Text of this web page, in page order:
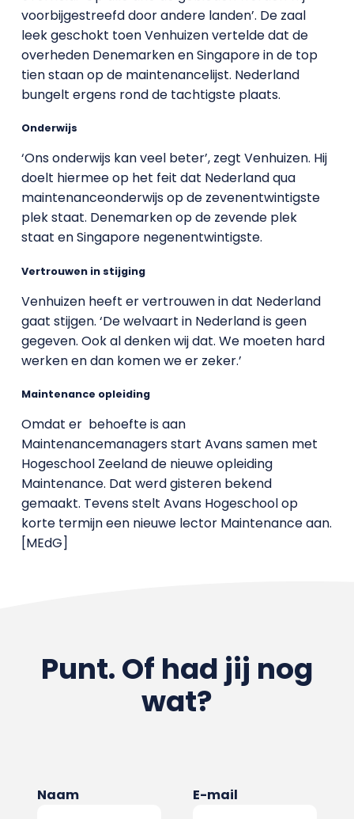
voorbijgestreefd door andere landen’. De zaal
leek geschokt toen Venhuizen vertelde dat de
overheden Denemarken en Singapore in de top
tien staan op de maintenancelijst. Nederland
bungelt ergens rond de tachtigste plaats.
Onderwijs
‘Ons onderwijs kan veel beter’, zegt Venhuizen. Hij
doelt hiermee op het feit dat Nederland qua
maintenanceonderwijs op de zevenentwintigste
plek staat. Denemarken op de zevende plek
staat en Singapore negenentwintigste.
Vertrouwen in stijging
Venhuizen heeft er vertrouwen in dat Nederland
gaat stijgen. ‘De welvaart in Nederland is geen
gegeven. Ook al denken wij dat. We moeten hard
werken en dan komen we er zeker.’
Maintenance opleiding
Omdat er behoefte is aan
Maintenancemanagers start Avans samen met
Hogeschool Zeeland de nieuwe opleiding
Maintenance. Dat werd gisteren bekend
gemaakt. Tevens stelt Avans Hogeschool op
korte termijn een nieuwe lector Maintenance aan.
[MEdG]
Punt. Of had jij nog
wat?
Naam E-mail